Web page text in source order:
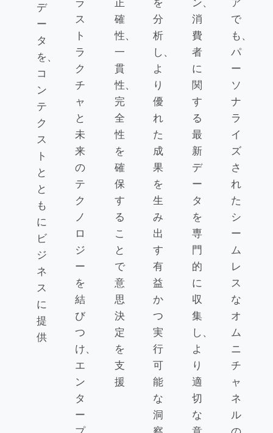
デ
ー
タ
を、
コ
ン
テ
ク
ス
ト
と
と
も
に
ビ
ジ
ネ
ス
に
提
供
ス
ト
ラ
ク
チ
ャ
と
未
来
の
テ
ク
ノ
ロ
ジ
ー
を
結
び
つ
け、
エ
ン
タ
ー
確
性、
一
貫
性、
完
全
性
を
確
保
す
る
こ
と
で
意
思
決
定
を
支
援
分
析
し、
よ
り
優
れ
た
成
果
を
生
み
出
す
有
益
か
つ
実
行
可
能
な
洞
消
費
者
に
関
す
る
最
新
デ
ー
タ
を
専
門
的
に
収
集
し、
よ
り
適
切
な
で
も、
パ
ー
ソ
ナ
ラ
イ
ズ
さ
れ
た
シ
ー
ム
レ
ス
な
オ
ム
ニ
チ
ャ
ネ
ル